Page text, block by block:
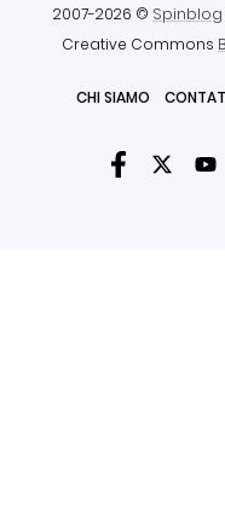
2007-2026 © Spinblog
Creative Commons
CHI SIAMO